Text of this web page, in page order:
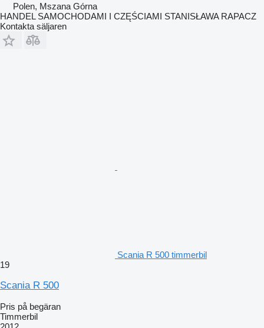
Polen, Mszana Górna
HANDEL SAMOCHODAMI I CZĘŚCIAMI STANISŁAWA RAPACZ
Kontakta säljaren
Scania R 500 timmerbil
19
Scania R 500
Pris på begäran
Timmerbil